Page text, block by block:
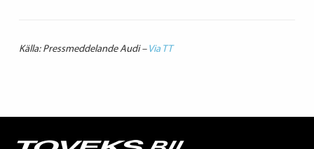
Källa: Pressmeddelande Audi – Via TT